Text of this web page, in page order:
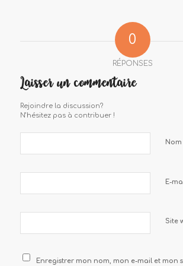
0
RÉPONSES
Laisser un commentaire
Rejoindre la discussion?
N’hésitez pas à contribuer !
Nom
E-
Site
Enregistrer mon nom, mon e-mail et mon